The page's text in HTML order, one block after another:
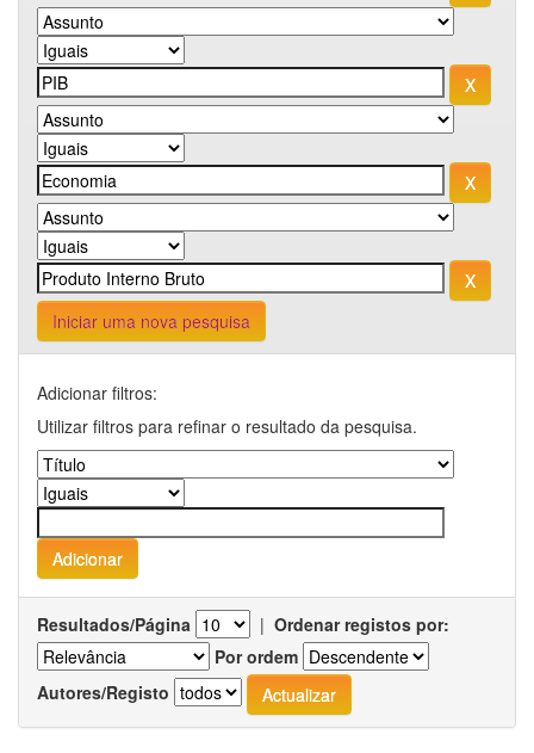
Iniciar uma nova pesquisa
Adicionar filtros:
Utilizar filtros para refinar o resultado da pesquisa.
Resultados/Página | Ordenar registos por:
Por ordem
Autores/Registo